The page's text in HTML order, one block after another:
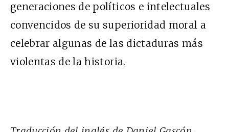
generaciones de políticos e intelectuales
convencidos de su superioridad moral a
celebrar algunas de las dictaduras más
violentas de la historia.